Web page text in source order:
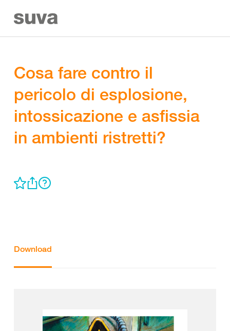
Cosa fare contro il
pericolo di esplosione,
intossicazione e asfissia
in ambienti ristretti?
Download